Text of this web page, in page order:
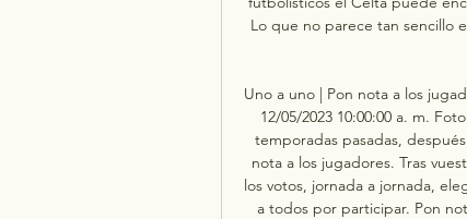
Lo que no parece tan sencillo
Uno a uno | Pon nota a los
12/05/2023 10:00:00 a. m.
temporadas pasadas,
nota a los jugadores. Tras
los votos, jornada a jornada,
a todos por participar. Pon